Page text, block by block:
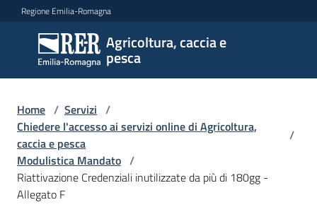
Vai al contenuto
Vai alla navigazione
Vai al footer
Regione Emilia-Romagna
Agricoltura, caccia e
pesca
Agricoltura,
caccia e
pesca
Argomenti
Novità
Home / Servizi /
Chiedere l'accesso ai servizi online di Agricoltura,
caccia e pesca
/
Modulistica Mandato /
Riattivazione Credenziali inutilizzate da più di 180gg -
Allegato F